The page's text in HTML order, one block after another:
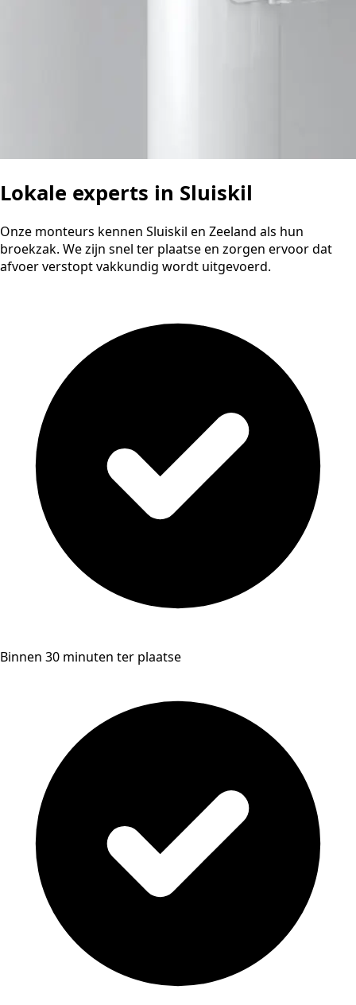
Lokale experts in Sluiskil
Onze monteurs kennen Sluiskil en Zeeland als hun
broekzak. We zijn snel ter plaatse en zorgen ervoor dat
afvoer verstopt vakkundig wordt uitgevoerd.
Binnen 30 minuten ter plaatse